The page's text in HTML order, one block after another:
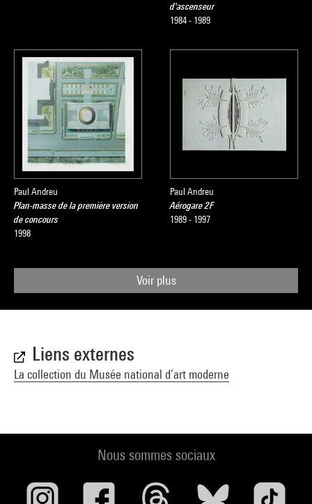
d'ascenseur
1984 - 1989
Paul Andreu
Plan-masse de la première version
de concours
1998
Paul Andreu
Aérogare 2F
1989 - 1997
Voir plus
Liens externes
La collection du Musée national d’art moderne
Nous sommes sociaux